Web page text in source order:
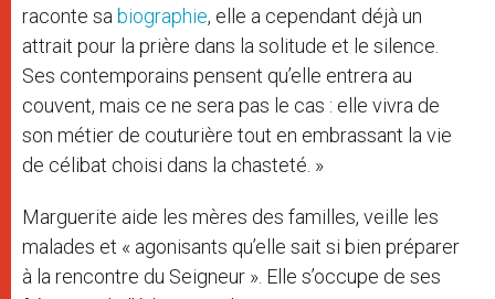
raconte sa biographie, elle a cependant déjà un
attrait pour la prière dans la solitude et le silence.
Ses contemporains pensent qu’elle entrera au
couvent, mais ce ne sera pas le cas : elle vivra de
son métier de couturière tout en embrassant la vie
de célibat choisi dans la chasteté. »
Marguerite aide les mères des familles, veille les
malades et « agonisants qu’elle sait si bien préparer
à la rencontre du Seigneur ». Elle s’occupe de ses